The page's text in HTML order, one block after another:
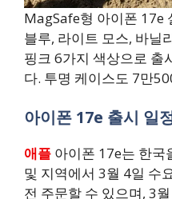
MagSafe형 아이폰 17e
블루, 라이트 모스, 바닐
핑크 6가지 색상으로 출
다. 투명 케이스도 7만
아이폰 17e 출시 일
애플 아이폰 17e는 한국
및 지역에서 3월 4일 수
전 주문할 수 있으며, 3